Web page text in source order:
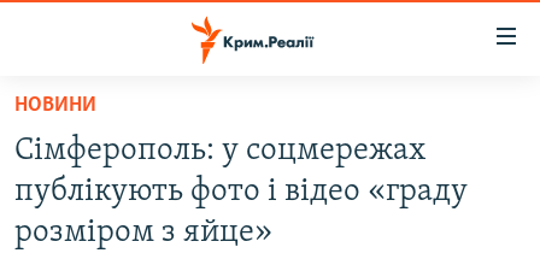
Перейти
основного
матеріалу
Перейти
до
НОВИНИ
ВОДА.КРИМ
ВІДЕО ТА ФОТО
НОВИНИ
Сімферополь: у соцмережах
публікують фото і відео «граду
розміром з яйце»